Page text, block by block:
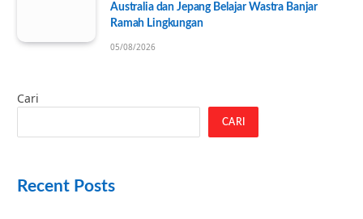
Australia dan Jepang Belajar Wastra Banjar
Ramah Lingkungan
05/08/2026
Cari
CARI
Recent Posts